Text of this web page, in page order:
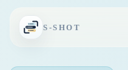
S-SHOT